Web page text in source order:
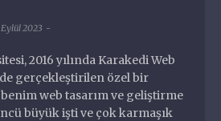
2023
2016 yılında Karakedi Web
gerçekleştirilen özel bir
web tasarım ve geliştirme
büyük işti ve çok karmaşık